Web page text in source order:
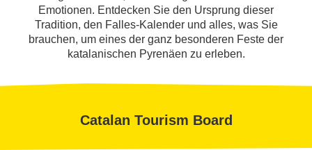
Emotionen. Entdecken Sie den Ursprung dieser
Tradition, den Falles-Kalender und alles, was Sie
brauchen, um eines der ganz besonderen Feste der
katalanischen Pyrenäen zu erleben.
Catalan Tourism Board